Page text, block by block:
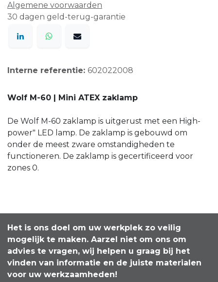
Algemene voorwaarden
30 dagen geld-terug-garantie
Interne referentie: 602022008
Wolf M-60 | Mini ATEX zaklamp
De Wolf M-60 zaklamp is uitgerust met een High-
power" LED lamp. De zaklamp is gebouwd om
onder de meest zware omstandigheden te
functioneren. De zaklamp is gecertificeerd voor
zones 0.
Het is ons doel om uw werkplek zo veilig
mogelijk te maken. Aarzel niet om ons om
advies te vragen, wij helpen u graag bij het
vinden van informatie en de juiste materialen
voor uw werkzaamheden!